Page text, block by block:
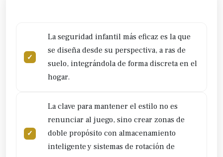
La seguridad infantil más eficaz es la que
se diseña desde su perspectiva, a ras de
suelo, integrándola de forma discreta en el
hogar.
La clave para mantener el estilo no es
renunciar al juego, sino crear zonas de
doble propósito con almacenamiento
inteligente y sistemas de rotación de